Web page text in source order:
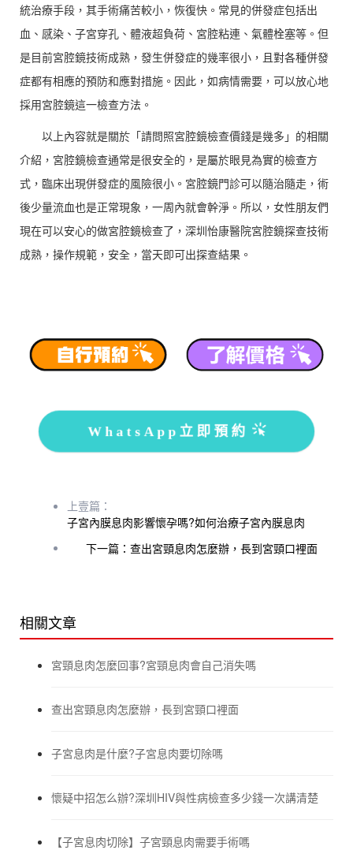
統治療手段，其手術痛苦較小，恢復快。常見的併發症包括出
血、感染、子宮穿孔、體液超負荷、宮腔粘連、氣體栓塞等。但
是目前宮腔鏡技術成熟，發生併發症的幾率很小，且對各種併發
症都有相應的預防和應對措施。因此，如病情需要，可以放心地
採用宮腔鏡這一檢查方法。
以上內容就是關於「請問照宮腔鏡檢查價錢是幾多」的相關
介紹，宮腔鏡檢查通常是很安全的，是屬於眼見為實的檢查方
式，臨床出現併發症的風險很小。宮腔鏡門診可以隨治隨走，術
後少量流血也是正常現象，一周內就會幹淨。所以，女性朋友們
現在可以安心的做宮腔鏡檢查了，深圳怡康醫院宮腔鏡探查技術
成熟，操作規範，安全，當天即可出探查結果。
WhatsApp立即預約
上壹篇：
子宮內膜息肉影響懷孕嗎?如何治療子宮內膜息肉
下一篇：查出宮頸息肉怎麼辦，長到宮頸口裡面
相關文章
宮頸息肉怎麼回事?宮頸息肉會自己消失嗎
查出宮頸息肉怎麼辦，長到宮頸口裡面
子宮息肉是什麼?子宮息肉要切除嗎
懷疑中招怎么辦?深圳HIV與性病檢查多少錢一次講清楚
【子宮息肉切除】子宮頸息肉需要手術嗎